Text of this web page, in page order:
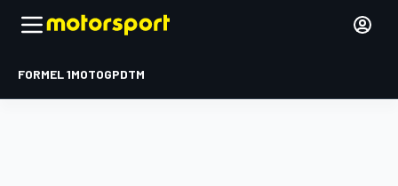
FORMEL 1MOTOGPDTM